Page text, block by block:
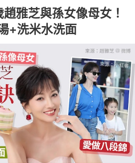
雅芝與孫女像母女！
+洗米水洗面